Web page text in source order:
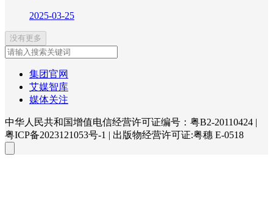
2025-03-25
没有更多
集团官网
艾媒智库
媒体关注
中华人民共和国增值电信经营许可证编号：粤B2-20110424 |
粤ICP备2023121053号-1 | 出版物经营许可证:粤穗 E-0518